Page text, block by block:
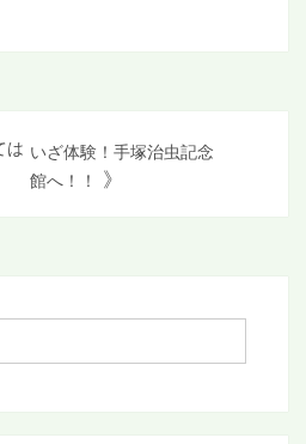
は いざ体験！手塚治虫記念
館へ！！ 》